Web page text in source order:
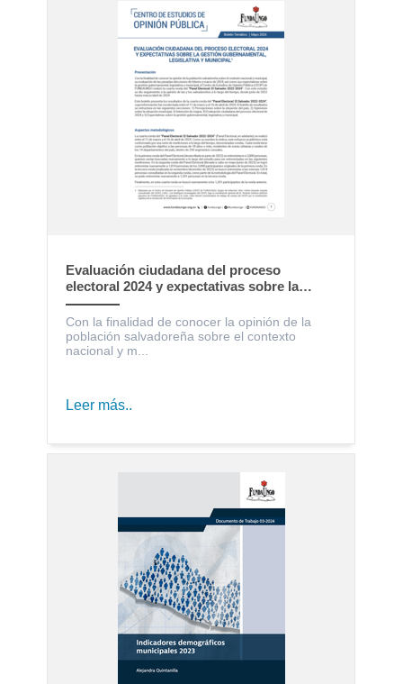
Evaluación ciudadana del proceso
electoral 2024 y expectativas sobre la
gestión gubernamental, legislativa y
municipal
Con la finalidad de conocer la opinión de la
población salvadoreña sobre el contexto
nacional y m...
Leer más..